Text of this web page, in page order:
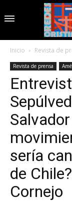
Inicio Revista de
Revista de prensa
sería
de
Cornejo